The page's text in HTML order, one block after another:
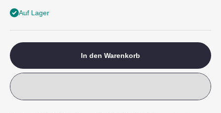
Auf Lager
In den Warenkorb